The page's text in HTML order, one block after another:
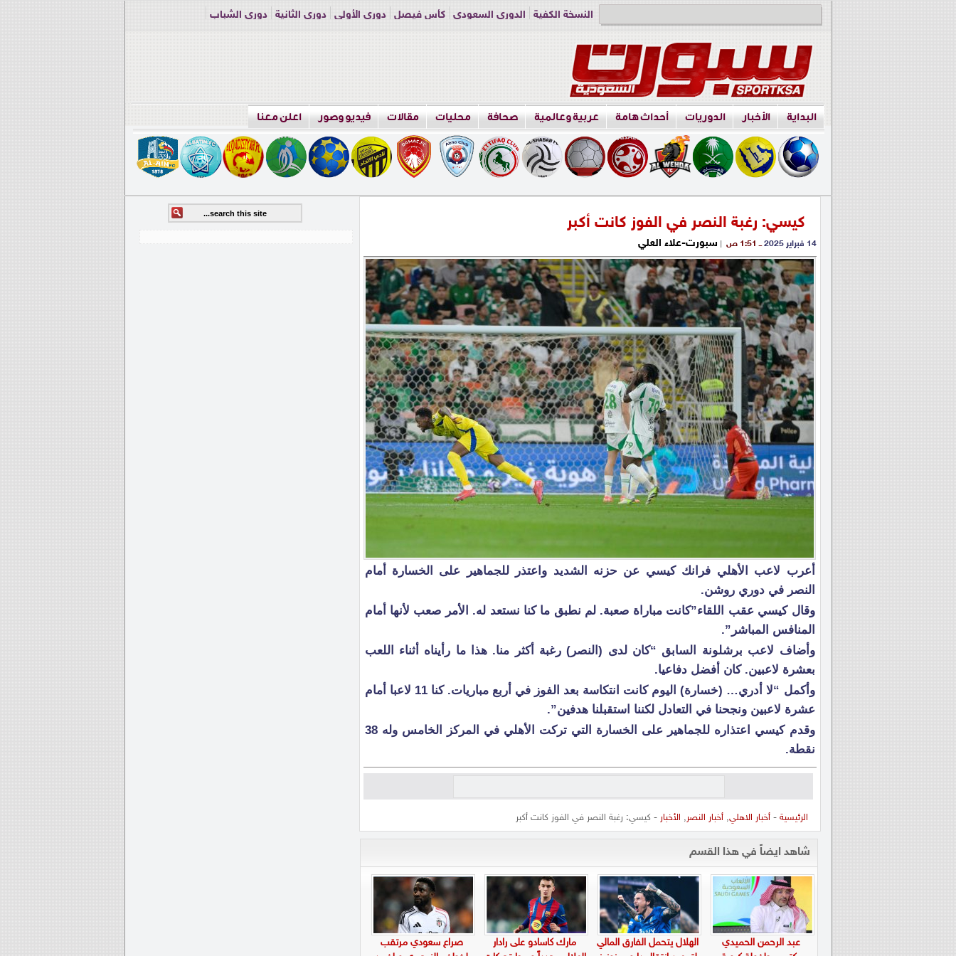
النسخة الكفية الدوري السعودي كأس فيصل دوري الأولى دوري الثانية
دوري الشباب
البداية الأخبار الدوريات أحداث هامة عربية وعالمية صحافة محليات مقالات فيديو وصور اعلن معنا
كيسي: رغبة النصر في الفوز كانت أكبر
14 فبراير 2025 ــ 1:51 ص | سبورت-علاء العلي
أعرب لاعب الأهلي فرانك كيسي عن حزنه الشديد واعتذر للجماهير على الخسارة أمام
النصر في دوري روشن.
وقال كيسي عقب اللقاء”كانت مباراة صعبة. لم نطبق ما كنا نستعد له. الأمر صعب لأنها أمام
المنافس المباشر”.
وأضاف لاعب برشلونة السابق “كان لدى (النصر) رغبة أكثر منا. هذا ما رأيناه أثناء اللعب
بعشرة لاعبين. كان أفضل دفاعيا.
وأكمل “لا أدري… (خسارة) اليوم كانت انتكاسة بعد الفوز في أربع مباريات. كنا 11 لاعبا أمام
عشرة لاعبين ونجحنا في التعادل لكننا استقبلنا هدفين”.
وقدم كيسي اعتذاره للجماهير على الخسارة التي تركت الأهلي في المركز الخامس وله 38
نقطة.
الرئيسية -أخبار الاهلي,أخبار النصر, الأخبار - كيسي: رغبة النصر في الفوز كانت أكبر
شاهد ايضاً في هذا القسم
عبد الرحمن الحميدي
الهلال يتحمل الفارق المالي
مارك كاسادو على رادار
صراع سعودي مرتقب